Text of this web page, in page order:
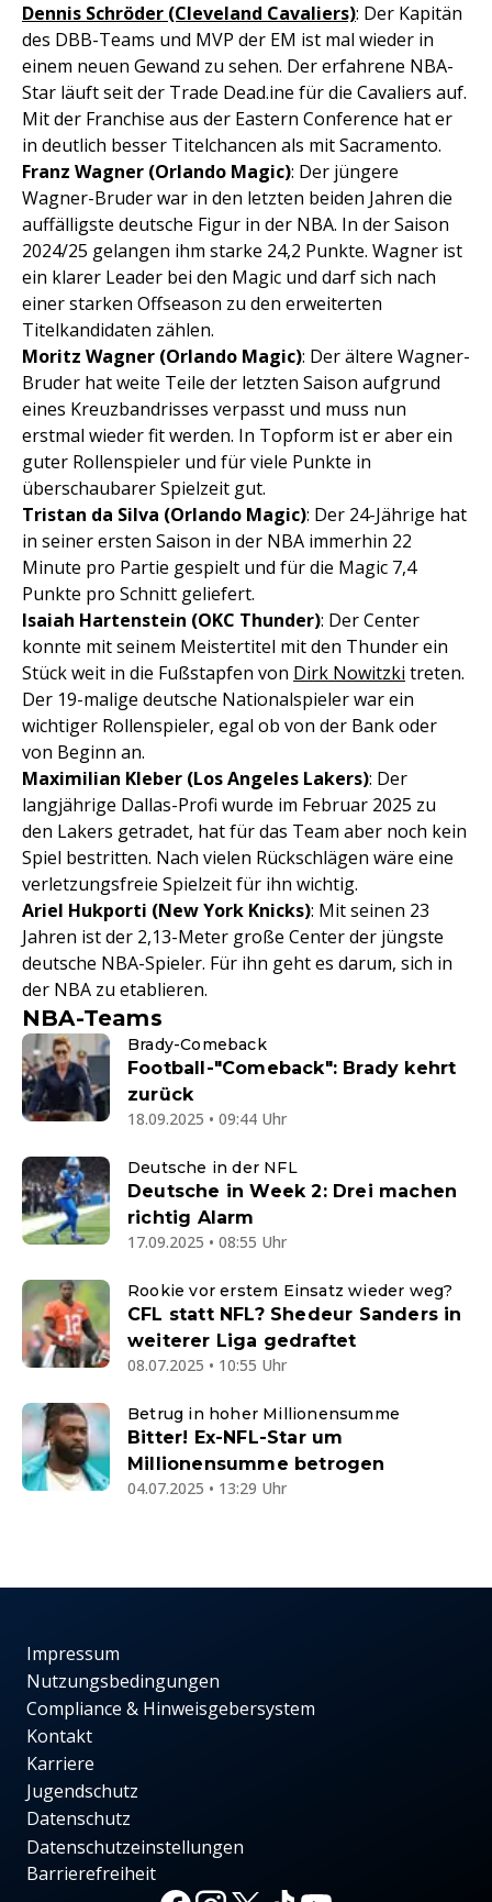
Dennis Schröder (Cleveland Cavaliers): Der Kapitän
des DBB-Teams und MVP der EM ist mal wieder in
einem neuen Gewand zu sehen. Der erfahrene NBA-
Star läuft seit der Trade Dead.ine für die Cavaliers auf.
Mit der Franchise aus der Eastern Conference hat er
in deutlich besser Titelchancen als mit Sacramento.
Franz Wagner (Orlando Magic): Der jüngere
Wagner-Bruder war in den letzten beiden Jahren die
auffälligste deutsche Figur in der NBA. In der Saison
2024/25 gelangen ihm starke 24,2 Punkte. Wagner ist
ein klarer Leader bei den Magic und darf sich nach
einer starken Offseason zu den erweiterten
Titelkandidaten zählen.
Moritz Wagner (Orlando Magic): Der ältere Wagner-
Bruder hat weite Teile der letzten Saison aufgrund
eines Kreuzbandrisses verpasst und muss nun
erstmal wieder fit werden. In Topform ist er aber ein
guter Rollenspieler und für viele Punkte in
überschaubarer Spielzeit gut.
Tristan da Silva (Orlando Magic): Der 24-Jährige hat
in seiner ersten Saison in der NBA immerhin 22
Minute pro Partie gespielt und für die Magic 7,4
Punkte pro Schnitt geliefert.
Isaiah Hartenstein (OKC Thunder): Der Center
konnte mit seinem Meistertitel mit den Thunder ein
Stück weit in die Fußstapfen von Dirk Nowitzki treten.
Der 19-malige deutsche Nationalspieler war ein
wichtiger Rollenspieler, egal ob von der Bank oder
von Beginn an.
Maximilian Kleber (Los Angeles Lakers): Der
langjährige Dallas-Profi wurde im Februar 2025 zu
den Lakers getradet, hat für das Team aber noch kein
Spiel bestritten. Nach vielen Rückschlägen wäre eine
verletzungsfreie Spielzeit für ihn wichtig.
Ariel Hukporti (New York Knicks): Mit seinen 23
Jahren ist der 2,13-Meter große Center der jüngste
deutsche NBA-Spieler. Für ihn geht es darum, sich in
der NBA zu etablieren.
NBA-Teams
Brady-Comeback
Football-"Comeback": Brady kehrt
zurück
18.09.2025 • 09:44 Uhr
Deutsche in der NFL
Deutsche in Week 2: Drei machen
richtig Alarm
17.09.2025 • 08:55 Uhr
Rookie vor erstem Einsatz wieder weg?
CFL statt NFL? Shedeur Sanders in
weiterer Liga gedraftet
08.07.2025 • 10:55 Uhr
Betrug in hoher Millionensumme
Bitter! Ex-NFL-Star um
Millionensumme betrogen
04.07.2025 • 13:29 Uhr
Impressum
Nutzungsbedingungen
Compliance & Hinweisgebersystem
Kontakt
Karriere
Jugendschutz
Datenschutz
Datenschutzeinstellungen
Barrierefreiheit